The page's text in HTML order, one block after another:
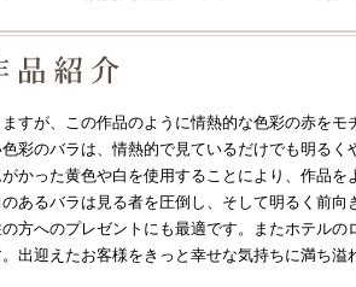
すが、この作品のように情熱的な色彩の赤をモ
彩のバラは、情熱的で見ているだけでも明るく
かった黄色や白を使用することにより、作品を
あるバラは見る者を圧倒し、そして明るく前向
方へのプレゼントにも最適です。またホテルの
出迎えたお客様をきっと幸せな気持ちに満ち溢